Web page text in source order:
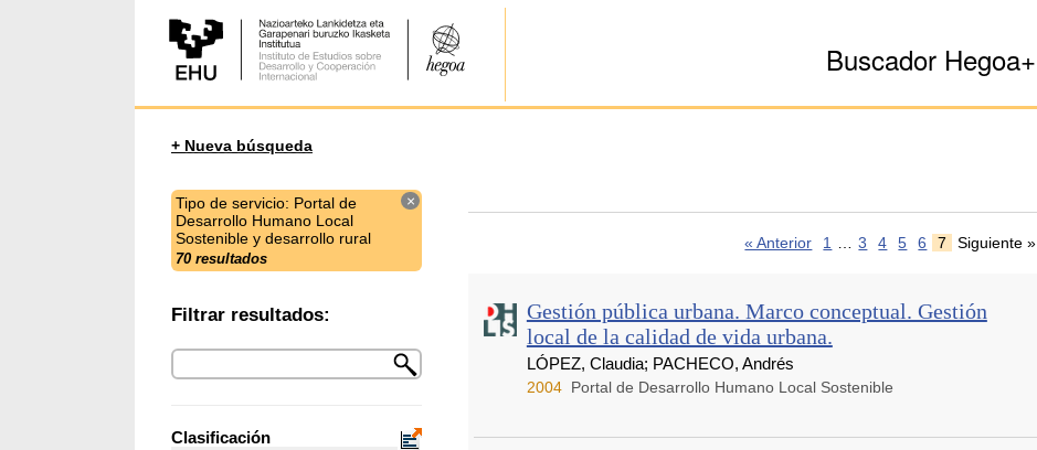
Buscador Hegoa+
+ Nueva búsqueda
Tipo de servicio: Portal de
Desarrollo Humano Local
Sostenible y desarrollo rural
70 resultados
×
Filtrar resultados:
Clasificación
« Anterior 1 … 3 4 5 6 7 Siguiente »
Gestión pública urbana. Marco conceptual. Gestión
local de la calidad de vida urbana.
LÓPEZ, Claudia; PACHECO, Andrés
2004 Portal de Desarrollo Humano Local Sostenible